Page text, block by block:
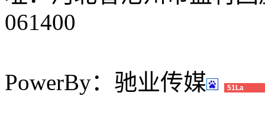
061400
PowerBy：驰业传媒 51La